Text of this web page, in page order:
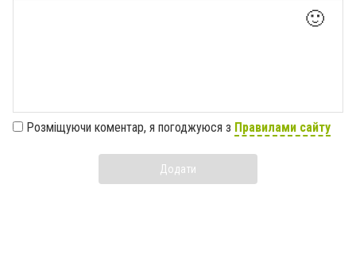
🙂
Розміщуючи коментар, я погоджуюся з Правилами сайту
Додати